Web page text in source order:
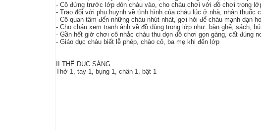
- Cô đứng trước lớp đón cháu vào, cho cháu chơi với đồ chơi trong
- Trao đổi với phụ huynh về tình hình của cháu lúc ở nhà, nhận thuốc
- Cô quan tâm đến những cháu nhút nhát, gợi hỏi để cháu mạnh dạn
- Cho cháu xem tranh ảnh về đồ dùng trong lớp như: bàn ghế, sách,
- Gần hết giờ chơi cô nhắc cháu thu dọn đồ chơi gọn gàng, cất đúng
- Giáo dục cháu biết lễ phép, chào cô, ba mẹ khi đến lớp
II.THỂ DỤC SÁNG:
Thở 1, tay 1, bụng 1, chân 1, bật 1